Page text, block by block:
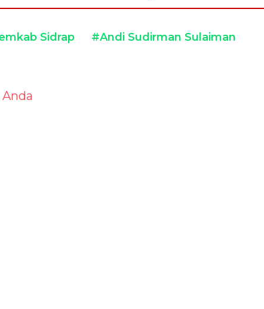
Sidrap #Andi Sudirman Sulaiman